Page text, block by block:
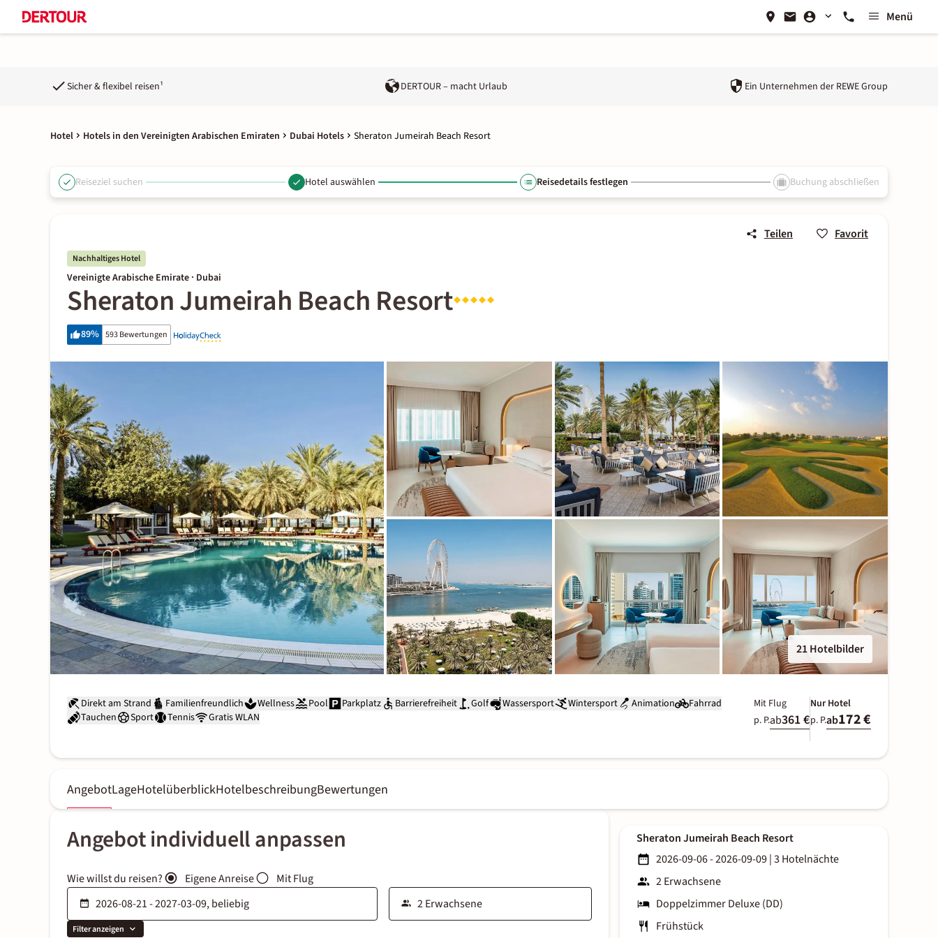
Menü
Sicher & flexibel reisen¹ DERTOUR – macht Urlaub Ein Unternehmen der REWE Group
Hotel Hotels in den Vereinigten Arabischen Emiraten Dubai Hotels Sheraton Jumeirah Beach Resort
Reiseziel suchen Hotel auswählen Reisedetails festlegen Buchung abschließen
Teilen Favorit
Nachhaltiges Hotel
Vereinigte Arabische Emirate · Dubai
Sheraton Jumeirah Beach Resort
89% 593 Bewertungen
21 Hotelbilder
Direkt am Strand Familienfreundlich Wellness Pool Parkplatz Barrierefreiheit Golf Wassersport Wintersport Animation
Fahrrad
Tauchen
Sport Tennis Gratis WLAN
Mit Flug
p. P.ab361 €
Nur Hotel
p. P.ab172 €
AngebotLageHotelüberblickHotelbeschreibungBewertungen
Angebot individuell anpassen
Wie willst du reisen? Eigene Anreise Mit Flug
Filter anzeigen
Sheraton Jumeirah Beach Resort
2026-09-06 - 2026-09-09|3 Hotelnächte
2 Erwachsene
Doppelzimmer Deluxe (DD)
Frühstück